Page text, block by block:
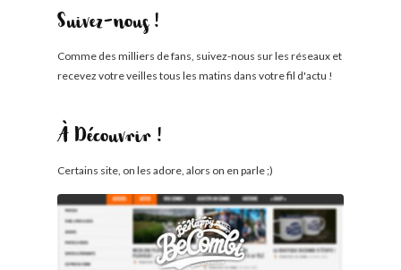
Suivez-nous !
Comme des milliers de fans, suivez-nous sur les réseaux et
recevez votre veilles tous les matins dans votre fil d'actu !
À Découvrir !
Certains site, on les adore, alors on en parle ;)